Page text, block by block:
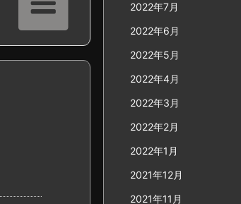
2022年7月
2022年6月
2022年5月
2022年4月
2022年3月
2022年2月
2022年1月
2021年12月
2021年11月